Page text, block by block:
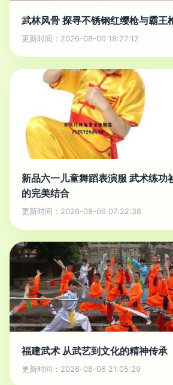
武林风骨 探寻不锈钢红缨枪与霸王
更新时间：2026-08-06 18:27:12
新品六一儿童舞蹈表演服 武术练功
的完美结合
更新时间：2026-08-06 07:22:38
福建武术 从武艺到文化的精神传承
更新时间：2026-08-06 21:05:29